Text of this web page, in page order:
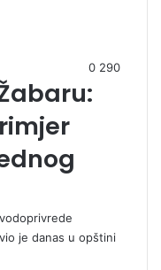
0 290
je danas u opštini